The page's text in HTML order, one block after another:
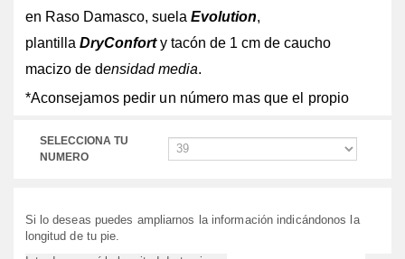
en Raso Damasco, suela Evolution,
plantilla DryConfort y tacón de 1 cm de caucho
macizo de densidad media.
*Aconsejamos pedir un número mas que el propio
SELECCIONA TU
NUMERO
Si lo deseas puedes ampliarnos la información indicándonos la
longitud de tu pie.